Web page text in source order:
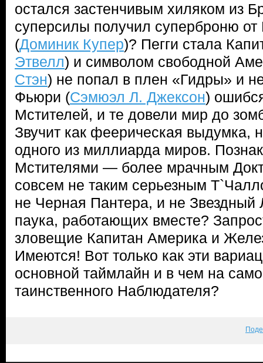
остался застенчивым хиляком из
суперсилы получил суперброню от
(Доминик Купер)? Пегги стала
Этвелл) и символом свободной
Стэн) не попал в плен «Гидры» и
Фьюри (Сэмюэл Л. Джексон)
Мстителей, и те довели мир до
Звучит как феерическая выдумка,
одного из миллиарда миров.
Мстителями — более мрачным
совсем не таким серьезным
не Черная Пантера, и не Звездный
паука, работающих вместе?
зловещие Капитан Америка и
Имеются! Вот только как эти
основной таймлайн и в чем на
таинственного Наблюдателя?